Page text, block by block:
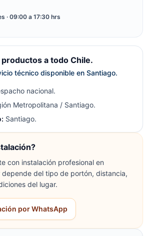
· 09:00 a 17:30 hrs
a todo Chile.
técnico disponible en Santiago.
nacional.
Metropolitana / Santiago.
Santiago.
con instalación profesional en
depende del tipo de portón, distancia,
del lugar.
por WhatsApp